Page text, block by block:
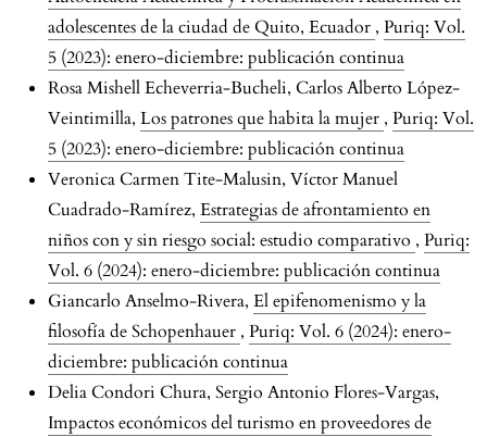
adolescentes de la ciudad de Quito, Ecuador , Puriq: Vol.
5 (2023): enero-diciembre: publicación continua
Rosa Mishell Echeverria-Bucheli, Carlos Alberto López-
Veintimilla, Los patrones que habita la mujer , Puriq: Vol.
5 (2023): enero-diciembre: publicación continua
Veronica Carmen Tite-Malusin, Víctor Manuel
Cuadrado-Ramírez, Estrategias de afrontamiento en
niños con y sin riesgo social: estudio comparativo , Puriq:
Vol. 6 (2024): enero-diciembre: publicación continua
Giancarlo Anselmo-Rivera, El epifenomenismo y la
filosofía de Schopenhauer , Puriq: Vol. 6 (2024): enero-
diciembre: publicación continua
Delia Condori Chura, Sergio Antonio Flores-Vargas,
Impactos económicos del turismo en proveedores de